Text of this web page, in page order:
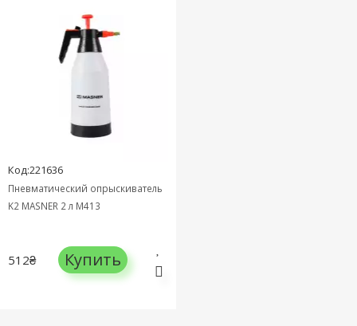
Код:221636
Пневматический опрыскиватель
K2 MASNER 2 л M413
512₴ Купить